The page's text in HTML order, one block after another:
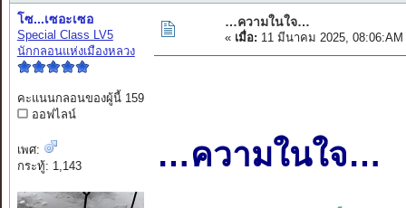
โซ...เซอะเซอ
Special Class LV5
นักกลอนแห่งเมืองหลวง
คะแนนกลอนของผู้นี้ 159
ออฟไลน์
เพศ:
กระทู้: 1,143
…ความในใจ…
« เมื่อ: 11 มีนาคม 2025, 08:06:AM
…ความในใจ…